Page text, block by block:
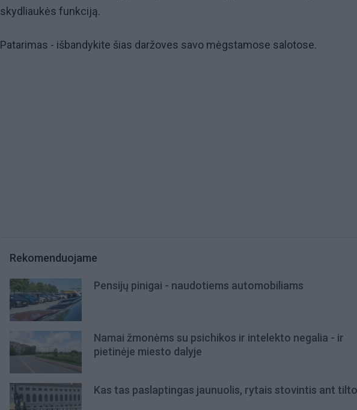
skydliaukės funkciją.
Patarimas - išbandykite šias daržoves savo mėgstamose salotose.
Rekomenduojame
Pensijų pinigai - naudotiems automobiliams
Namai žmonėms su psichikos ir intelekto negalia - ir
pietinėje miesto dalyje
Kas tas paslaptingas jaunuolis, rytais stovintis ant